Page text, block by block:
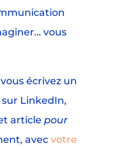
vous
écrivez un
LinkedIn,
article pour
avec votre